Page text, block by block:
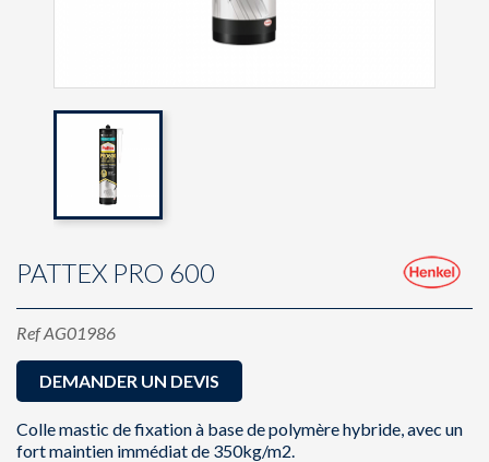
PATTEX PRO 600
RefAG01986
DEMANDER UN DEVIS
Colle mastic de fixation à base de polymère hybride, avec un
fort maintien immédiat de 350kg/m2.